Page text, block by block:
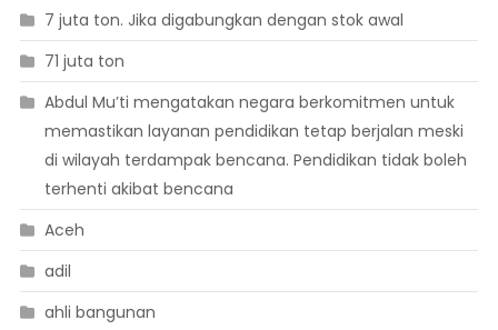
7 juta ton. Jika digabungkan dengan stok awal
71 juta ton
Abdul Mu’ti mengatakan negara berkomitmen untuk
memastikan layanan pendidikan tetap berjalan meski
di wilayah terdampak bencana. Pendidikan tidak boleh
terhenti akibat bencana
Aceh
adil
ahli bangunan